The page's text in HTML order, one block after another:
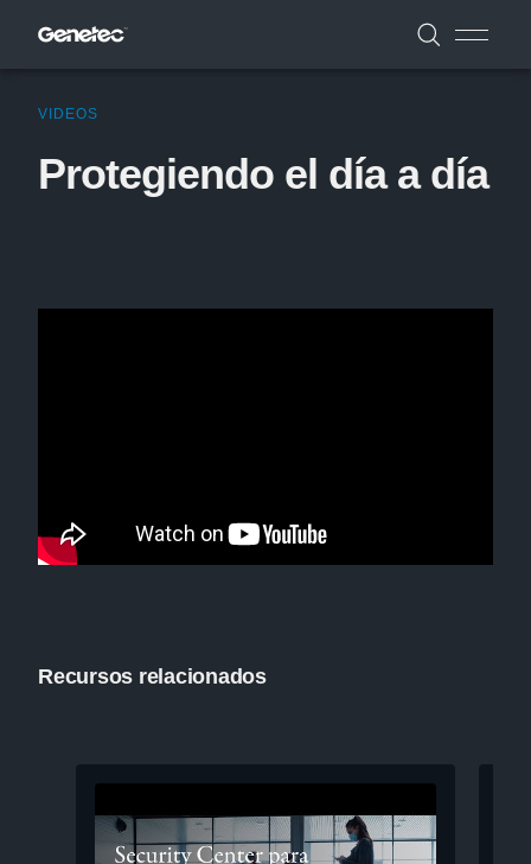
VIDEOS
Protegiendo el día a día
Recursos relacionados